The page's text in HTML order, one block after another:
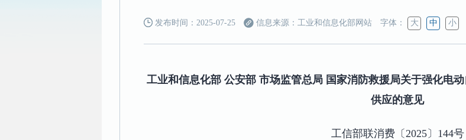
发布时间：2025-07-25 信息来源：工业和信息化部网站 字体： 大 中 小
工业和信息化部 公安部 市场监管总局 国家消防救援局关于强化电
供应的意见
工信部联消费〔2025〕144号